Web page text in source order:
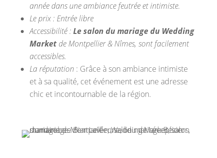
année dans une ambiance feutrée et intimiste.
Le prix : Entrée libre
Accessibilité :Le salon du mariage du Wedding
Marketde Montpellier & Nîmes, sont facilement
accessibles.
La réputation : Grâce à son ambiance intimiste
et à sa qualité, cet événement est une adresse
chic et incontournable de la région.